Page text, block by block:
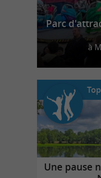
Parc
à
Une pause